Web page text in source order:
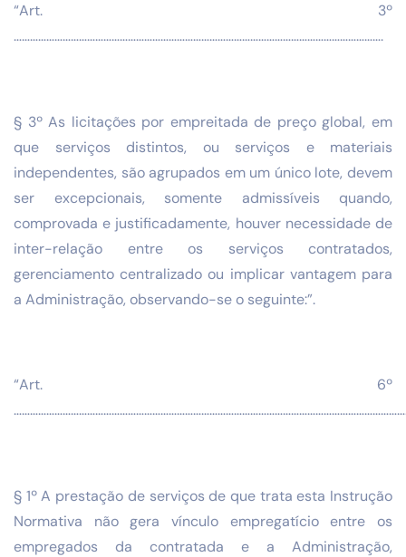
“Art. 3º
……………………………………………………………………………………………………………………….
§ 3º As licitações por empreitada de preço global, em
que serviços distintos, ou serviços e materiais
independentes, são agrupados em um único lote, devem
ser excepcionais, somente admissíveis quando,
comprovada e justificadamente, houver necessidade de
inter-relação entre os serviços contratados,
gerenciamento centralizado ou implicar vantagem para
a Administração, observando-se o seguinte:”.
“Art. 6º
§ 1º A prestação de serviços de que trata esta Instrução
Normativa não gera vínculo empregatício entre os
empregados da contratada e a Administração,